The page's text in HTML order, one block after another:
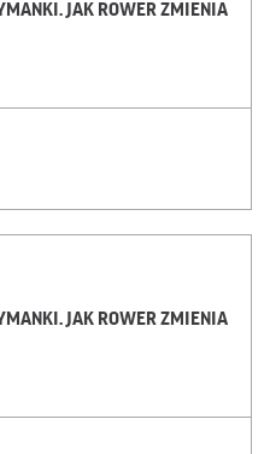
JAK ROWER ZMIENIA
JAK ROWER ZMIENIA